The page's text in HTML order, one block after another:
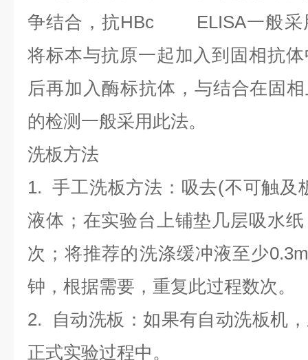
争结合，抗HBc ELISA一般采
将标本与抗原一起加入到固相抗
后再加入酶标抗体，与结合在固
的检测一般采用此法。
洗板方法
1. 手工洗板方法：吸去(不可触及
液体；在实验台上铺垫几层吸水
次；将推荐的洗涤缓冲液至少
钟，根据需要，重复此过程数次。
2. 自动洗板：如果有自动洗板机
正式实验过程中。